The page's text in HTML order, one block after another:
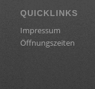
QUICKLINKS
Impressum
Öffnungszeiten